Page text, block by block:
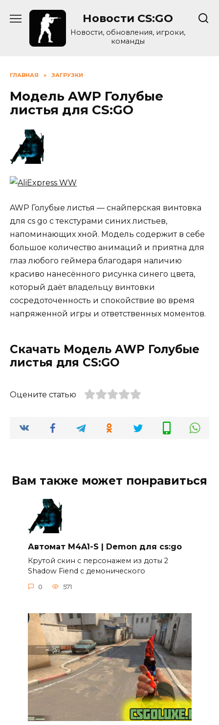
Новости CS:GO
Новости, обновления, игроки,
команды
ГЛАВНАЯ » ЗАГРУЗКИ
Модель AWP Голубые
листья для CS:GO
AWP Голубые листья — снайперская винтовка
для cs go с текстурами синих листьев,
напоминающих хной. Модель содержит в себе
большое количество анимаций и приятна для
глаз любого геймера благодаря наличию
красиво нанесённого рисунка синего цвета,
который даёт владельцу винтовки
сосредоточенность и спокойствие во время
напряженной игры и ответственных моментов.
Скачать Модель AWP Голубые
листья для CS:GO
Оцените статью
Вам также может понравиться
Автомат M4A1-S | Demon для cs:go
Крутой скин c персонажем из доты 2
Shadow Fiend c демонического
0 571